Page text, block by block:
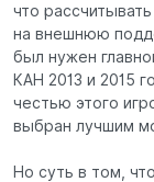
что
на внешнюю
был нужен
КАН 2013 и 2015
честью этого
выбран лучшим
Но суть в том,